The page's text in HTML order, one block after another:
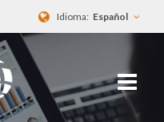
Idioma: Español